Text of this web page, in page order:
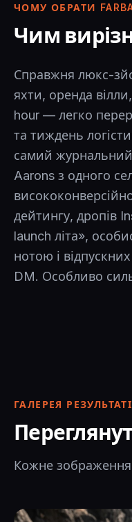
ЧОМУ ОБРАТИ
Чим
Справжня люкс-
яхти, оренда
hour — легко
та тиждень
самий журнальний
Aarons з одного
дейтингу, дропів
launch літа»,
нотою і
DM. Особливо
ГАЛЕРЕЯ
Кожне зображення